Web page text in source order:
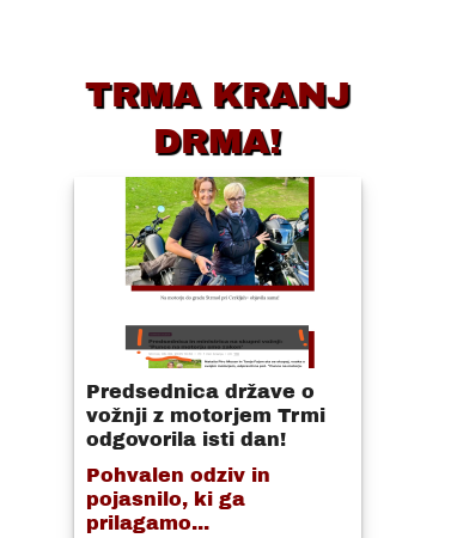
TRMA KRANJ
DRMA!
Predsednica države o
vožnji z motorjem Trmi
odgovorila isti dan!
Pohvalen odziv in
pojasnilo, ki ga
prilagamo...